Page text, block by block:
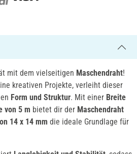
mit dem vielseitigen Maschendraht!
kreativen Projekte, verleiht dieser
Form und Struktur. Mit einer Breite
von 5 m bietet dir der Maschendraht
14 x 14 mm die ideale Grundlage für